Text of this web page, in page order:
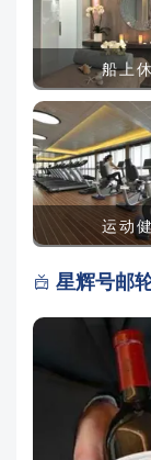
船上
运动
 星辉号邮